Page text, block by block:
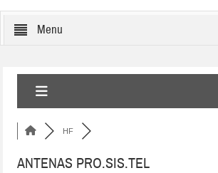
Menu
HF
ANTENAS PRO.SIS.TEL